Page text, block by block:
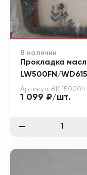
В наличии
Прокладка
LW500FN/
Артикул: 614150004
1 099 ₽/шт.